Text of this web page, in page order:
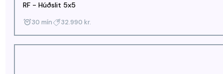
RF - Húðslit 5x5
30 mín 32.990 kr.